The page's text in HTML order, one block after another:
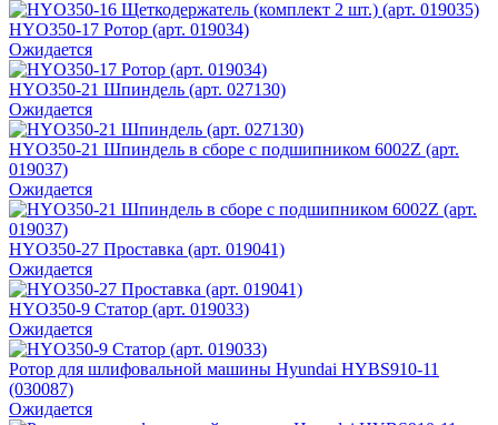
HYO350-17 Ротор (арт. 019034)
Ожидается
HYO350-21 Шпиндель (арт. 027130)
Ожидается
HYO350-21 Шпиндель в сборе с подшипником 6002Z (арт.
019037)
Ожидается
HYO350-27 Проставка (арт. 019041)
Ожидается
HYO350-9 Статор (арт. 019033)
Ожидается
Ротор для шлифовальной машины Hyundai HYBS910-11
(030087)
Ожидается